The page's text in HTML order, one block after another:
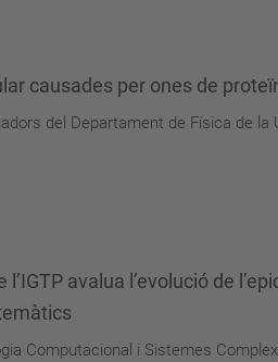
causades per ones de
del Departament de Física de
avalua l’evolució de
Computacional i Sistemes